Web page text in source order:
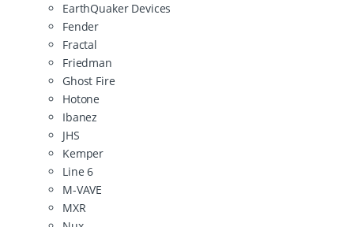
EarthQuaker Devices
Fender
Fractal
Friedman
Ghost Fire
Hotone
Ibanez
JHS
Kemper
Line 6
M-VAVE
MXR